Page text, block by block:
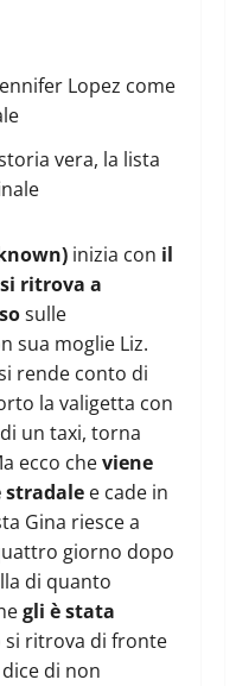
Lopez come
vera, la lista
inizia con il
ritrova a
sulle
sua moglie Liz.
rende conto di
la valigetta con
un taxi, torna
ecco cheviene
e cade in
Gina riesce a
giorno dopo
di quanto
gli è stata
si ritrova di fronte
di non